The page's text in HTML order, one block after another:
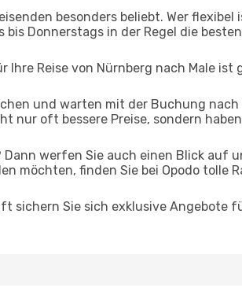
besonders beliebt. Wer flexibel
Donnerstags in der Regel die besten
Reise von Nürnberg nach Male ist
und warten mit der Buchung nach
nur oft bessere Preise, sondern
werfen Sie auch einen Blick auf
möchten, finden Sie bei Opodo tolle
sichern Sie sich exklusive Angebote